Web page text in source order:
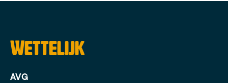
Wettelijk
AVG